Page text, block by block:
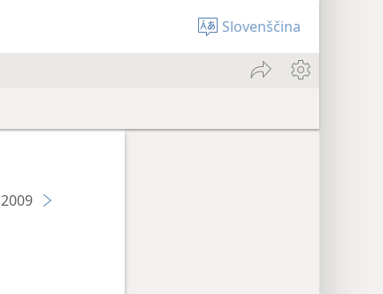
Slovenščina
2009